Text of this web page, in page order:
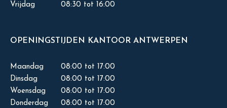
Vrijdag
08:30 tot 16:00
OPENINGSTIJDEN KANTOOR ANTWERPEN
Maandag
08:00 tot 17:00
Dinsdag
08:00 tot 17:00
Woensdag
08:00 tot 17:00
Donderdag
08:00 tot 17:00